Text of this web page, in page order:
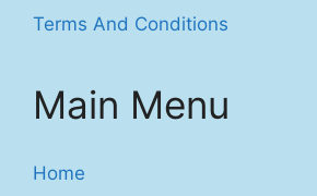
Terms And Conditions
Main Menu
Home